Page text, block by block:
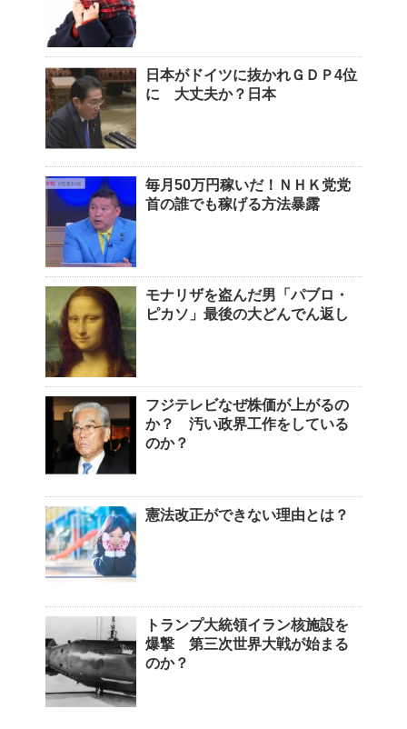
日本がドイツに抜かれＧＤＰ4位
に 大丈夫か？日本
毎月50万円稼いだ！ＮＨＫ党党
首の誰でも稼げる方法暴露
モナリザを盗んだ男「パブロ・
ピカソ」最後の大どんでん返し
フジテレビなぜ株価が上がるの
か？ 汚い政界工作をしている
のか？
憲法改正ができない理由とは？
トランプ大統領イラン核施設を
爆撃 第三次世界大戦が始まる
のか？